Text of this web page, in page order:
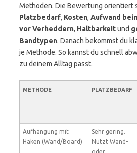
Methoden. Die Bewertung orientiert
Platzbedarf, Kosten, Aufwand
vor Verheddern, Haltbarkeitund
Bandtypen. Danach bekommst du
je Methode. So kannst du schnell
zu deinem Alltag passt.
METHODE PLATZBEDARF
Aufhängung mit
Haken (Wand/Board)
Sehr gering.
Nutzt Wand-